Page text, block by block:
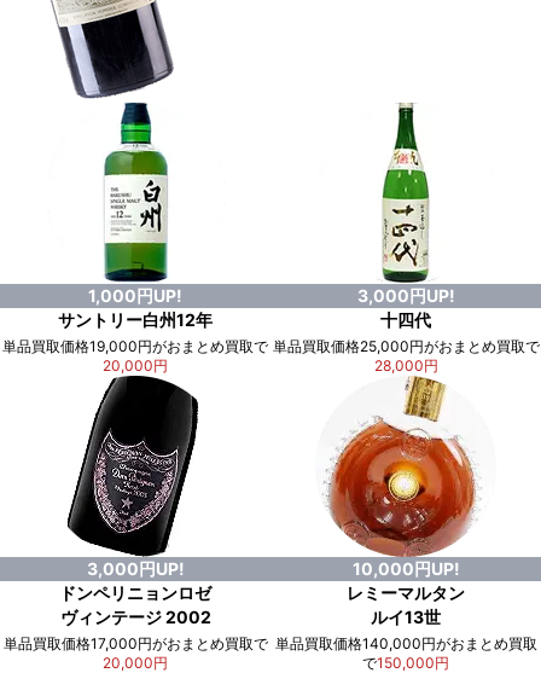
1,000円UP!
サントリー白州12年
単品買取価格19,000円がおまとめ買取で
20,000円
3,000円UP!
十四代
単品買取価格25,000円がおまとめ買取で
28,000円
3,000円UP!
ドンペリニョンロゼ
ヴィンテージ 2002
単品買取価格17,000円がおまとめ買取で
20,000円
10,000円UP!
レミーマルタン
ルイ13世
単品買取価格140,000円がおまとめ買取
で150,000円